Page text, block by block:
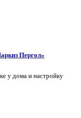
Пергол»
у дома и настройку